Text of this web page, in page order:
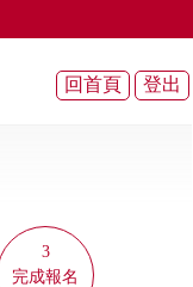
3
完成報名